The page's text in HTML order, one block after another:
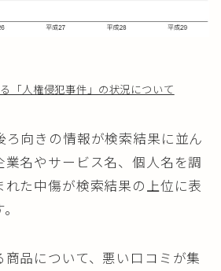
「人権侵犯事件」の状況について
向きの情報が検索結果に並ん
業名やサービス名、個人名を調
れた中傷が検索結果の上位に表
品について、悪い口コミが集